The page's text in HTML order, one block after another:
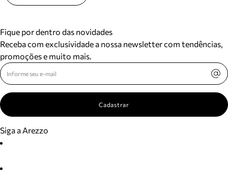
Fique por dentro das novidades
Receba com exclusividade a nossa newsletter com tendências,
promoções e muito mais.
Cadastrar
Siga a Arezzo